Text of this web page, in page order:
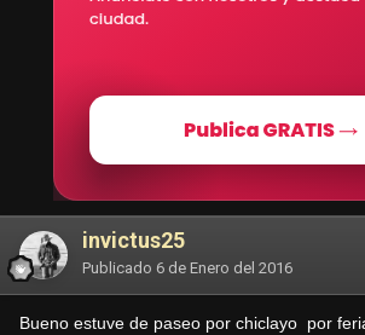
invictus25
Publicado 6 de Enero del 2016
Bueno estuve de paseo por chiclayo por